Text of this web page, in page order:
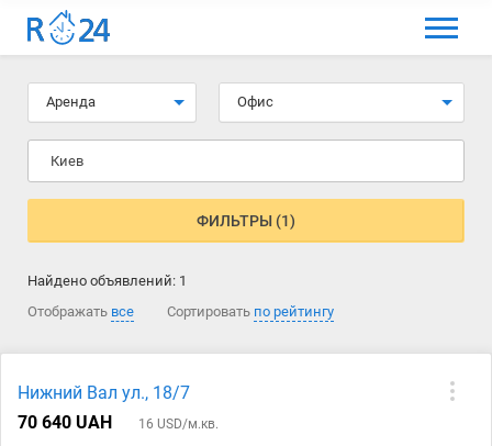
МЕНЮ
Выбрать язык
Избранные объявления
Комментарии к объявления
Как добавить объявление
Аренда Офис
Киев
ФИЛЬТРЫ (1)
Найдено объявлений: 1
Отображать все Сортировать по рейтингу
Нижний Вал ул., 18/7
70 640 UAH
16 USD/м.кв.